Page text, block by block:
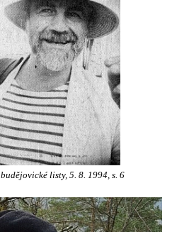
listy, 5. 8. 1994, s. 6